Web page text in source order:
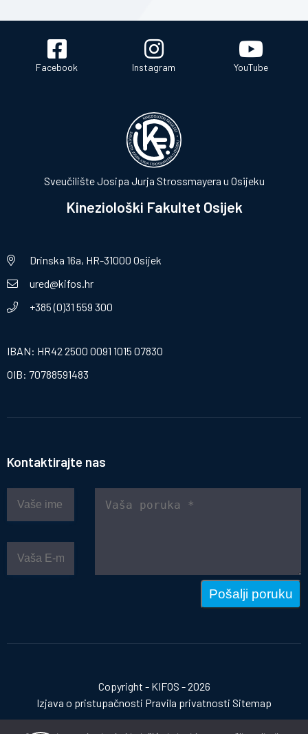
Facebook Instagram YouTube
Sveučilište Josipa Jurja Strossmayera u Osijeku
Kineziološki Fakultet Osijek
Drinska 16a, HR-31000 Osijek
ured@kifos.hr
+385 (0)31 559 300
IBAN: HR42 2500 0091 1015 07830
OIB: 70788591483
Kontaktirajte nas
Pošalji poruku
Copyright - KIFOS - 2026
Izjava o pristupačnosti Pravila privatnosti Sitemap